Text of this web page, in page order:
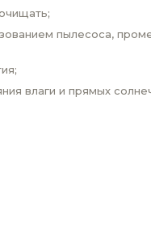
пылесоса,
влаги и прямых